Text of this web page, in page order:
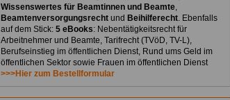
Wissenswertes für Beamtinnen und Beamte,
Beamtenversorgungsrechtund Beihilferecht. Ebenfalls
auf dem Stick: 5 eBooks: Nebentätigkeitsrecht für
Arbeitnehmer und Beamte, Tarifrecht (TVöD, TV-L),
Berufseinstieg im öffentlichen Dienst, Rund ums Geld im
öffentlichen Sektor sowie Frauen im öffentlichen Dienst
>>>Hier zum Bestellformular